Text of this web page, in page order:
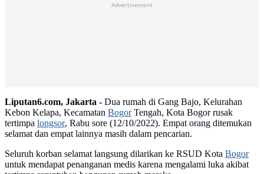
Advertisement
Liputan6.com, Jakarta - Dua rumah di Gang Bajo, Kelurahan
Kebon Kelapa, Kecamatan BogorTengah, Kota Bogor rusak
tertimpa longsor, Rabu sore (12/10/2022). Empat orang ditemukan
selamat dan empat lainnya masih dalam pencarian.
Seluruh korban selamat langsung dilarikan ke RSUD Kota Bogor
untuk mendapat penanganan medis karena mengalami luka akibat